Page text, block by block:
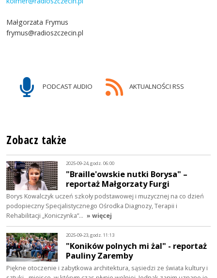
Małgorzata Frymus
frymus@radioszczecin.pl
PODCAST AUDIO AKTUALNOŚCI RSS
Zobacz także
2025-09-24, godz. 06:00
"Braille'owskie nutki Borysa" –
reportaż Małgorzaty Furgi
Borys Kowalczyk uczeń szkoły podstawowej i muzycznej na co dzień
podopieczny Specjalistycznego Ośrodka Diagnozy, Terapii i
Rehabilitacji „Koniczynka”… » więcej
2025-09-23, godz. 11:13
"Koników polnych mi żal" - reportaż
Pauliny Zaremby
Piękne otoczenie i zabytkowa architektura, sąsiedzi ze świata kultury i